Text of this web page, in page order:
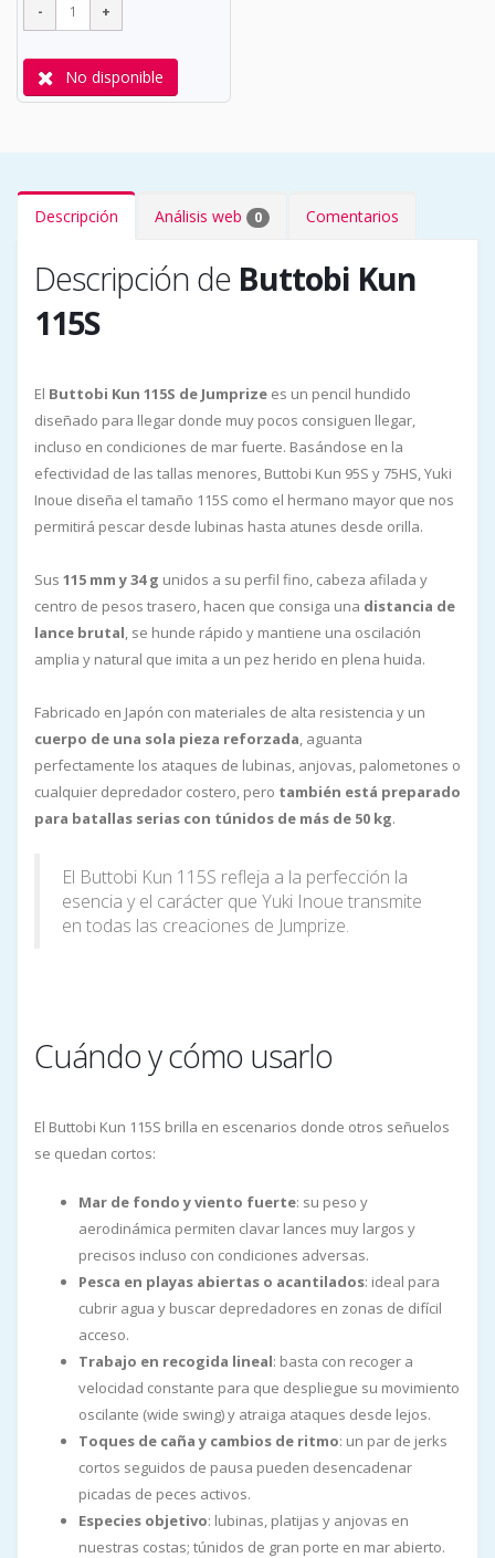
No disponible
Descripción Análisis web 0 Comentarios
Descripción de Buttobi Kun
115S
El Buttobi Kun 115S de Jumprize es un pencil hundido
diseñado para llegar donde muy pocos consiguen llegar,
incluso en condiciones de mar fuerte. Basándose en la
efectividad de las tallas menores, Buttobi Kun 95S y 75HS, Yuki
Inoue diseña el tamaño 115S como el hermano mayor que nos
permitirá pescar desde lubinas hasta atunes desde orilla.
Sus 115 mm y 34 g unidos a su perfil fino, cabeza afilada y
centro de pesos trasero, hacen que consiga una distancia de
lance brutal, se hunde rápido y mantiene una oscilación
amplia y natural que imita a un pez herido en plena huida.
Fabricado en Japón con materiales de alta resistencia y un
cuerpo de una sola pieza reforzada, aguanta
perfectamente los ataques de lubinas, anjovas, palometones o
cualquier depredador costero, pero también está preparado
para batallas serias con túnidos de más de 50 kg.
El Buttobi Kun 115S refleja a la perfección la
esencia y el carácter que Yuki Inoue transmite
en todas las creaciones de Jumprize.
Cuándo y cómo usarlo
El Buttobi Kun 115S brilla en escenarios donde otros señuelos
se quedan cortos:
Mar de fondo y viento fuerte: su peso y
aerodinámica permiten clavar lances muy largos y
precisos incluso con condiciones adversas.
Pesca en playas abiertas o acantilados: ideal para
cubrir agua y buscar depredadores en zonas de difícil
acceso.
Trabajo en recogida lineal: basta con recoger a
velocidad constante para que despliegue su movimiento
oscilante (wide swing) y atraiga ataques desde lejos.
Toques de caña y cambios de ritmo: un par de jerks
cortos seguidos de pausa pueden desencadenar
picadas de peces activos.
Especies objetivo: lubinas, platijas y anjovas en
nuestras costas; túnidos de gran porte en mar abierto.